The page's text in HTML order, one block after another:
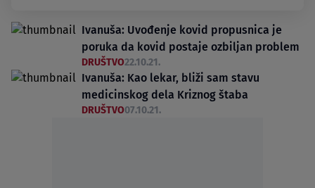
Ivanuša: Uvođenje kovid propusnica je
poruka da kovid postaje ozbiljan problem
DRUŠTVO22.10.21.
Ivanuša: Kao lekar, bliži sam stavu
medicinskog dela Kriznog štaba
DRUŠTVO07.10.21.